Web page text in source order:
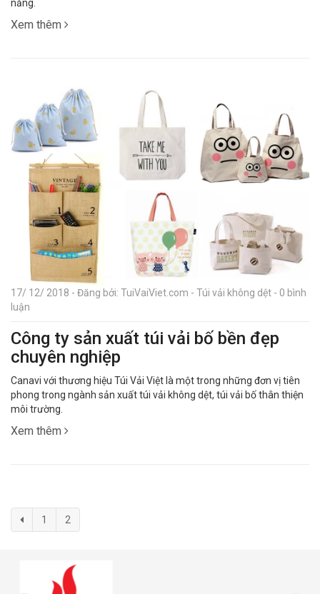
năng.
Xem thêm
17/ 12/ 2018 - Đăng bởi: TuiVaiViet.com - Túi vải không dệt - 0 bình
luận
Công ty sản xuất túi vải bố bền đẹp
chuyên nghiệp
Canavi với thương hiệu Túi Vải Việt là một trong những đơn vị tiên
phong trong ngành sản xuất túi vải không dệt, túi vải bố thân thiện
môi trường.
Xem thêm
1 2